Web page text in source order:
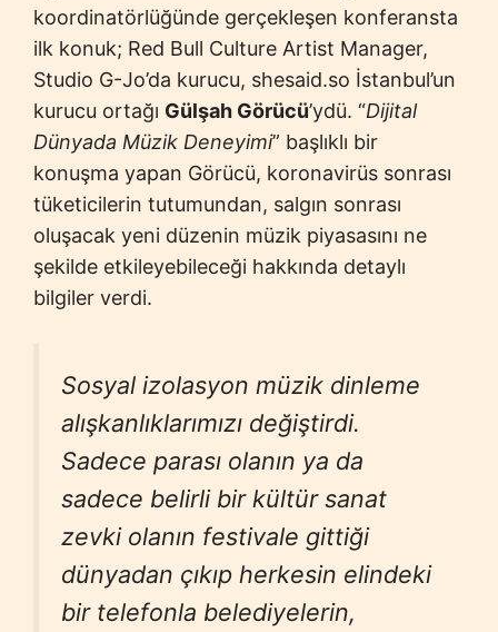
koordinatörlüğünde gerçekleşen konferansta
ilk konuk; Red Bull Culture Artist Manager,
Studio G-Jo’da kurucu, shesaid.so İstanbul’un
kurucu ortağı Gülşah Görücü’ydü. “Dijital
Dünyada Müzik Deneyimi” başlıklı bir
konuşma yapan Görücü, koronavirüs sonrası
tüketicilerin tutumundan, salgın sonrası
oluşacak yeni düzenin müzik piyasasını ne
şekilde etkileyebileceği hakkında detaylı
bilgiler verdi.
Sosyal izolasyon müzik dinleme
alışkanlıklarımızı değiştirdi.
Sadece parası olanın ya da
sadece belirli bir kültür sanat
zevki olanın festivale gittiği
dünyadan çıkıp herkesin elindeki
bir telefonla belediyelerin,